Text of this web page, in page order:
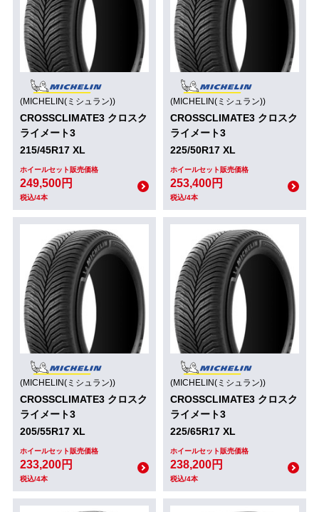
(MICHELIN(ミシュラン))
CROSSCLIMATE3 クロスク
ライメート3
215/45R17 XL
ホイールセット販売価格
249,500円
税込/4本
(MICHELIN(ミシュラン))
CROSSCLIMATE3 クロスク
ライメート3
225/50R17 XL
ホイールセット販売価格
253,400円
税込/4本
(MICHELIN(ミシュラン))
CROSSCLIMATE3 クロスク
ライメート3
205/55R17 XL
ホイールセット販売価格
233,200円
税込/4本
(MICHELIN(ミシュラン))
CROSSCLIMATE3 クロスク
ライメート3
225/65R17 XL
ホイールセット販売価格
238,200円
税込/4本